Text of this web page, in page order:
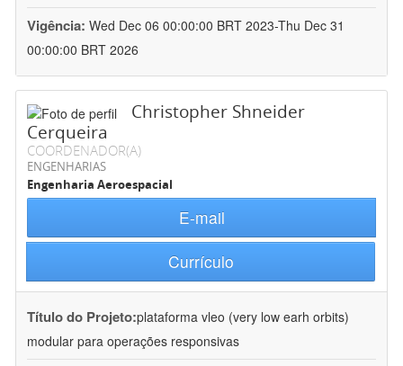
Vigência: Wed Dec 06 00:00:00 BRT 2023-Thu Dec 31
00:00:00 BRT 2026
Christopher Shneider
Cerqueira
COORDENADOR(A)
ENGENHARIAS
Engenharia Aeroespacial
E-mail
Currículo
Título do Projeto:plataforma vleo (very low earh orbits)
modular para operações responsivas